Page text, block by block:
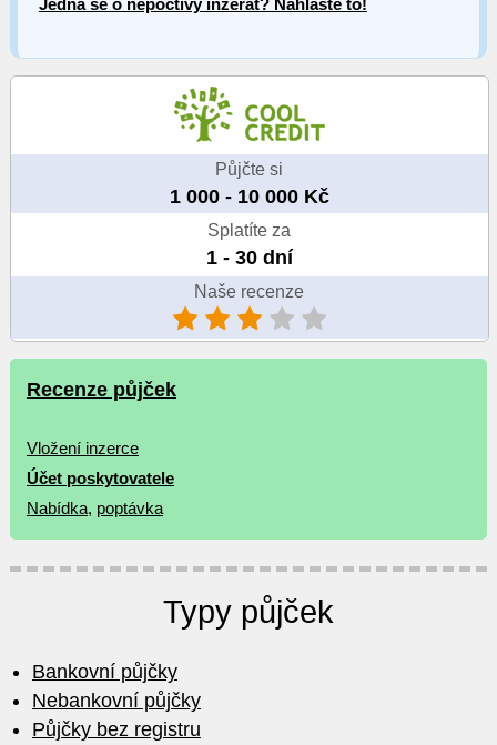
Jedná se o nepoctivý inzerát? Nahlašte to!
Půjčte si
1 000 - 10 000 Kč
Splatíte za
1 - 30 dní
Naše recenze
Recenze půjček
Vložení inzerce
Účet poskytovatele
Nabídka, poptávka
Typy půjček
Bankovní půjčky
Nebankovní půjčky
Půjčky bez registru